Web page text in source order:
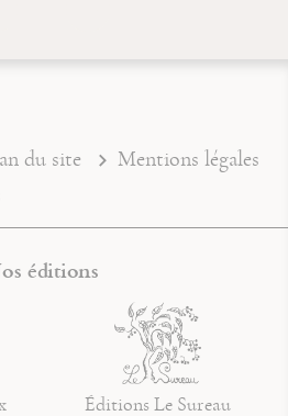
du site
Mentions légales
éditions
Éditions Le Sureau